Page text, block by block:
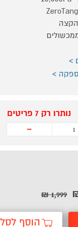
הקצה
נותרו רק 7 פריטים
-
1,999 ₪
הוסף לסל